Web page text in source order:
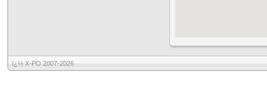
ï¿½ X-PO 2007-2026